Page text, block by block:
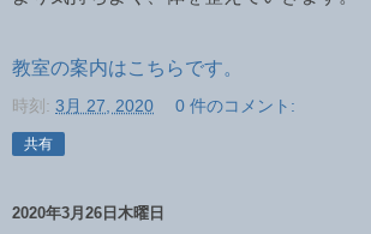
教室の案内はこちらです。
時刻: 3月 27, 2020 0 件のコメント:
共有
2020年3月26日木曜日